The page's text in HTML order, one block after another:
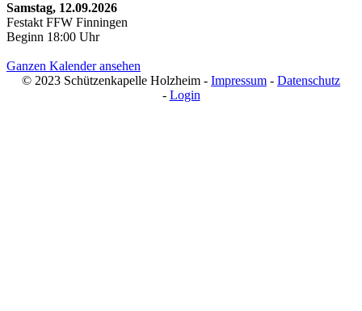
Samstag, 12.09.2026
Festakt FFW Finningen
Beginn 18:00 Uhr
Ganzen Kalender ansehen
© 2023 Schützenkapelle Holzheim - Impressum - Datenschutz
- Login